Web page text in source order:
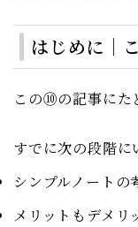
はじめに｜
この⑩の記事にた
すでに次の段階に
シンプルノートの
メリットもデメリ